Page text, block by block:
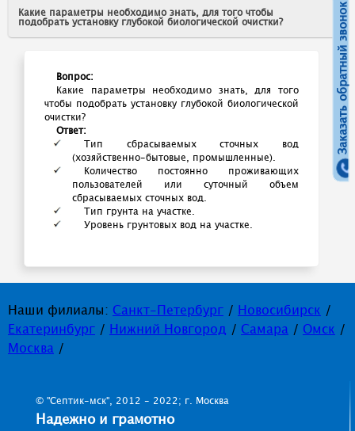
Заказать обратный звонок
Какие параметры необходимо знать, для того чтобы
подобрать установку глубокой биологической очистки?
Вопрос:
Какие параметры необходимо знать, для того
чтобы подобрать установку глубокой биологической
очистки?
Ответ:
Тип сбрасываемых сточных вод
(хозяйственно-бытовые, промышленные).
Количество постоянно проживающих
пользователей или суточный объем
сбрасываемых сточных вод.
Тип грунта на участке.
Уровень грунтовых вод на участке.
Наши филиалы: Санкт-Петербург / Новосибирск /
Екатеринбург / Нижний Новгород / Самара / Омск /
Москва /
© "Септик-мск", 2012 - 2022; г. Москва
Надежно и грамотно